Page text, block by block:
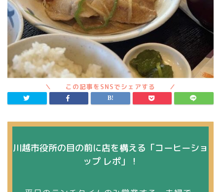
川越市役所の目の前に店を構える「コーヒーショ
ップ レポ」！